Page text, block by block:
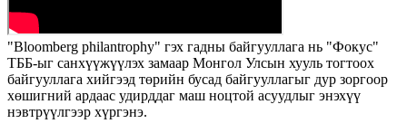
"Bloomberg philantrophy" гэх гадны байгууллага нь "Фокус"
ТББ-ыг санхүүжүүлэх замаар Монгол Улсын хууль тогтоох
байгууллага хийгээд төрийн бусад байгууллагыг дур зоргоор
хөшигний ардаас удирддаг маш ноцтой асуудлыг энэхүү
нэвтрүүлгээр хүргэнэ.